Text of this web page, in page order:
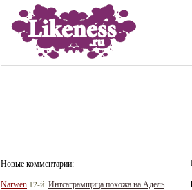
Новые комментарии:
Narwen 12-й Интсаграмщица похожа на Адель